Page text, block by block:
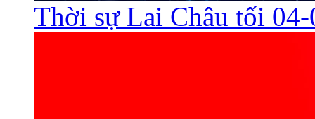
Thời sự Lai Châu tối